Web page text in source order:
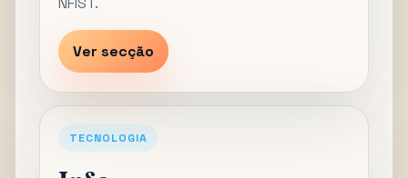
Ver secção
TECNOLOGIA